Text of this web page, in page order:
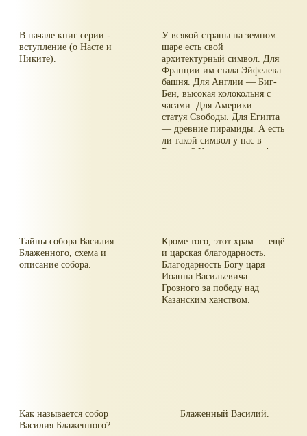
В начале книг серии -
вступление (о Насте и
Никите).
У всякой страны на земном
шаре есть свой
архитектурный символ. Для
Франции им стала Эйфелева
башня. Для Англии — Биг-
Бен, высокая колокольня с
часами. Для Америки —
статуя Свободы. Для Египта
— древние пирамиды. А есть
ли такой символ у нас в
России? Конечно же есть!
сказочный город неведомого
царства-государства. Это
храм Василия Блаженного,
гордость столицы и
архитектурный символ нашей
страны.
Тайны собора Василия
Блаженного, схема и
описание собора.
Кроме того, этот храм — ещё
и царская благодарность.
Благодарность Богу царя
Иоанна Васильевича
Грозного за победу над
Казанским ханством.
Как называется собор
Василия Блаженного?
Блаженный Василий.